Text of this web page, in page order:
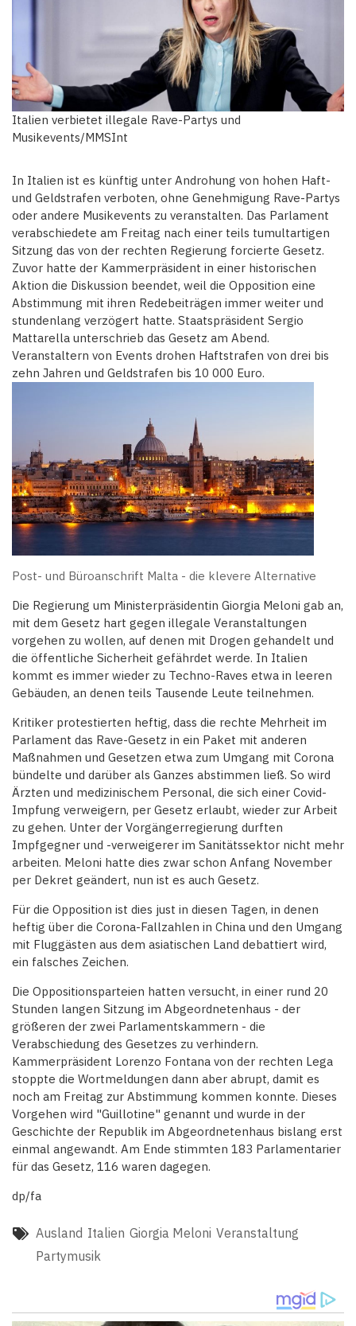
Italien verbietet illegale Rave-Partys und
Musikevents/MMSInt
In Italien ist es künftig unter Androhung von hohen Haft-
und Geldstrafen verboten, ohne Genehmigung Rave-Partys
oder andere Musikevents zu veranstalten. Das Parlament
verabschiedete am Freitag nach einer teils tumultartigen
Sitzung das von der rechten Regierung forcierte Gesetz.
Zuvor hatte der Kammerpräsident in einer historischen
Aktion die Diskussion beendet, weil die Opposition eine
Abstimmung mit ihren Redebeiträgen immer weiter und
stundenlang verzögert hatte. Staatspräsident Sergio
Mattarella unterschrieb das Gesetz am Abend.
Veranstaltern von Events drohen Haftstrafen von drei bis
zehn Jahren und Geldstrafen bis 10 000 Euro.
Post- und Büroanschrift Malta - die klevere Alternative
Die Regierung um Ministerpräsidentin Giorgia Meloni gab an,
mit dem Gesetz hart gegen illegale Veranstaltungen
vorgehen zu wollen, auf denen mit Drogen gehandelt und
die öffentliche Sicherheit gefährdet werde. In Italien
kommt es immer wieder zu Techno-Raves etwa in leeren
Gebäuden, an denen teils Tausende Leute teilnehmen.
Kritiker protestierten heftig, dass die rechte Mehrheit im
Parlament das Rave-Gesetz in ein Paket mit anderen
Maßnahmen und Gesetzen etwa zum Umgang mit Corona
bündelte und darüber als Ganzes abstimmen ließ. So wird
Ärzten und medizinischem Personal, die sich einer Covid-
Impfung verweigern, per Gesetz erlaubt, wieder zur Arbeit
zu gehen. Unter der Vorgängerregierung durften
Impfgegner und -verweigerer im Sanitätssektor nicht mehr
arbeiten. Meloni hatte dies zwar schon Anfang November
per Dekret geändert, nun ist es auch Gesetz.
Für die Opposition ist dies just in diesen Tagen, in denen
heftig über die Corona-Fallzahlen in China und den Umgang
mit Fluggästen aus dem asiatischen Land debattiert wird,
ein falsches Zeichen.
Die Oppositionsparteien hatten versucht, in einer rund 20
Stunden langen Sitzung im Abgeordnetenhaus - der
größeren der zwei Parlamentskammern - die
Verabschiedung des Gesetzes zu verhindern.
Kammerpräsident Lorenzo Fontana von der rechten Lega
stoppte die Wortmeldungen dann aber abrupt, damit es
noch am Freitag zur Abstimmung kommen konnte. Dieses
Vorgehen wird "Guillotine" genannt und wurde in der
Geschichte der Republik im Abgeordnetenhaus bislang erst
einmal angewandt. Am Ende stimmten 183 Parlamentarier
für das Gesetz, 116 waren dagegen.
dp/fa
Ausland Italien Giorgia Meloni Veranstaltung
Partymusik